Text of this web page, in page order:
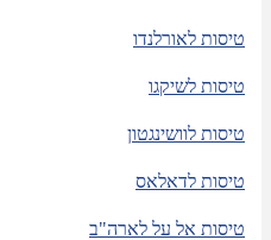
טיסות לאורלנדו
טיסות לשיקגו
טיסות לוושינגטון
טיסות לדאלאס
טיסות אל על לארה"ב